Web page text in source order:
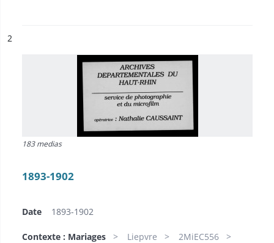
n°
2
183 medias
1893-1902
Date 1893-1902
Contexte : Mariages Liepvre
2MiEC556